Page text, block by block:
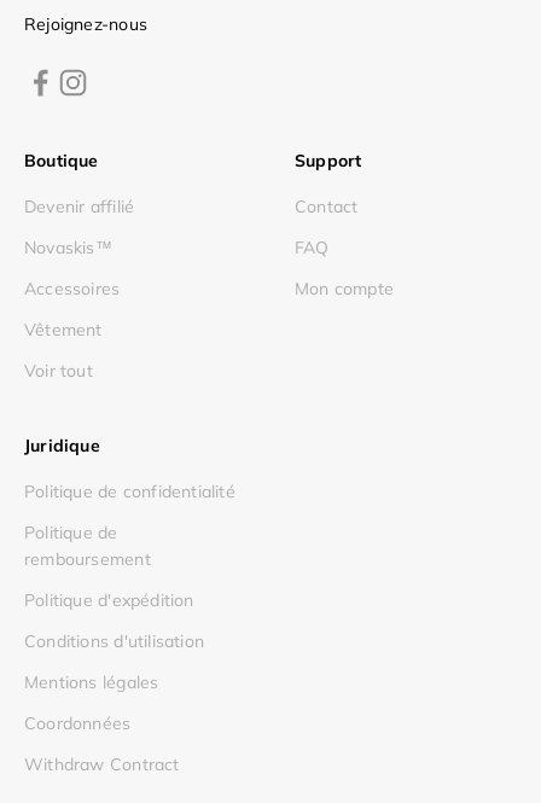
Rejoignez-nous
Boutique
Devenir affilié
Novaskis™
Accessoires
Vêtement
Voir tout
Support
Contact
FAQ
Mon compte
Juridique
Politique de confidentialité
Politique de
remboursement
Politique d'expédition
Conditions d'utilisation
Mentions légales
Coordonnées
Withdraw Contract